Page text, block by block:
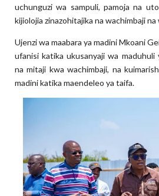
uchunguzi wa sampuli, pamoja na
kijiolojia zinazohitajika na wachimbaji na
Ujenzi wa maabara ya madini Mkoani
ufanisi katika ukusanyaji wa maduhuli
na mitaji kwa wachimbaji, na
madini katika maendeleo ya taifa.